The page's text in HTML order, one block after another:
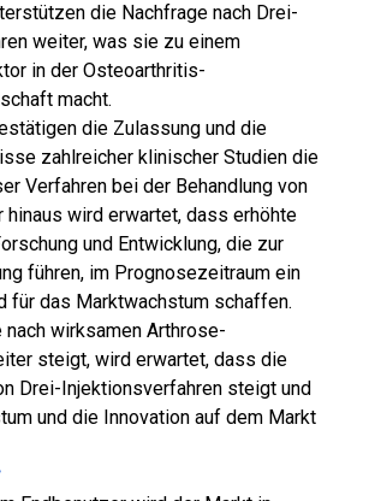
die Nachfrage nach Drei-
weiter, was sie zu einem
in der Osteoarthritis-
macht.
die Zulassung und die
zahlreicher klinischer Studien die
Verfahren bei der Behandlung von
hinaus wird erwartet, dass erhöhte
und Entwicklung, die zur
führen, im Prognosezeitraum ein
für das Marktwachstum schaffen.
nach wirksamen Arthrose-
steigt, wird erwartet, dass die
Drei-Injektionsverfahren steigt und
und die Innovation auf dem Markt